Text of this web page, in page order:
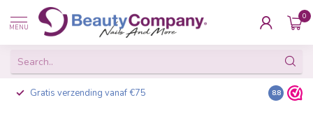
MENU
0
Gratis verzending vanaf €75 Besteld
8.8